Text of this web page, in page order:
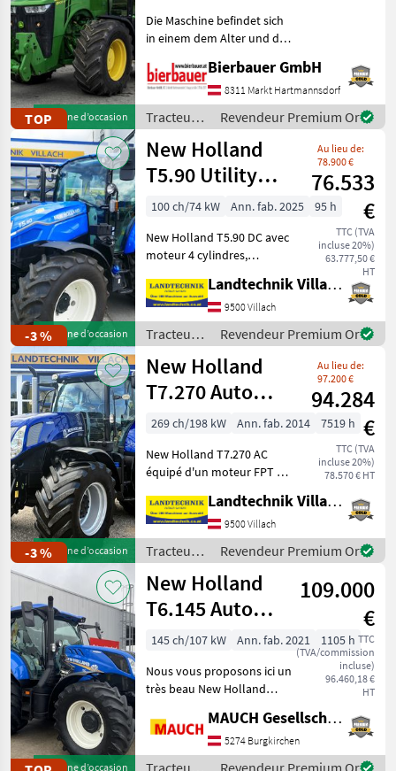
TOPMachine d’occasion
Die Maschine befindet sich
in einem dem Alter und der
Zustand und kann nach
telefonischer Vereinbarung
gerne vor Ort besichtigt
und geprüft we
Bierbauer GmbH
8311 Markt Hartmannsdorf
Tracteurs
/ John
Deere
Revendeur Premium Or
-3 %Machine d’occasion
New Holland
T5.90 Utility
Dual Command
Au lieu de:
78.900 €
76.533
€
TTC (TVA
incluse 20%)
63.777,50 €
HT
100 ch/74 kW Ann. fab. 2025
95 h
New Holland T5.90 DC avec
moteur 4 cylindres,
24x24 et changement de
vitesse sous charge jusqu'à
40 km/h avec fonction Stop
& Go, blocage d
Landtechnik Villach GmbH
9500 Villach
Tracteurs
/ New
Holland
Revendeur Premium Or
-3 %Machine d’occasion
New Holland
T7.270 Auto
Command
BluePower
Au lieu de:
97.200 €
94.284
€
TTC (TVA
incluse 20%)
78.570 € HT
269 ch/198 kW Ann. fab. 2014
7519 h
New Holland T7.270 AC
équipé d'un moteur FPT 6
poussière, d'une
transmission
Autocommand 50 km/h,
d'un système hydraulique
avant + 2 distribut
Landtechnik Villach GmbH
9500 Villach
Tracteurs
/ New
Holland
Revendeur Premium Or
Machine d’occasion
New Holland
T6.145 Auto
Command
109.000
€
TTC
(TVA/commission
incluse)
96.460,18 €
HT
145 ch/107 kW Ann. fab. 2021
1105 h
Nous vous proposons ici un
très beau New Holland
Équipement : - transmission
à variation continue - 50
km/h - Système
MAUCH Gesellschaft m.b.H. & Co.KG
5274 Burgkirchen
Tracteurs
Revendeur Premium Or